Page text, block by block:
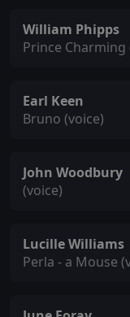
William Phipps
Prince Charming
Earl Keen
Bruno (voice)
John Woodbury
(voice)
Lucille Williams
Perla - a Mouse